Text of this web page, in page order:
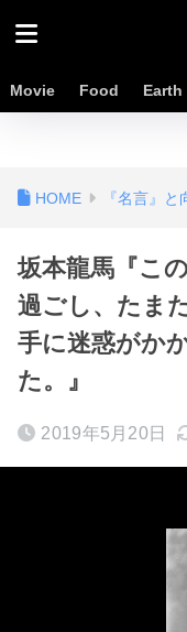
Movie Food Earth
『名言』と
坂本龍馬『こ
過ごし、たま
手に迷惑がか
た。』
2019年5月20日